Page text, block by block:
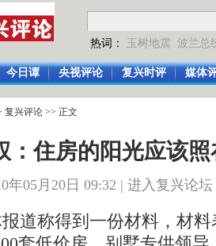
热词： 玉树地震 波兰总
今日谭 央视评论 复兴时评 媒体
复兴评论 >> 正文
：住房的阳光应该
年05月20日 09:32 | 进入复兴论坛
道称得到一份材料，材料